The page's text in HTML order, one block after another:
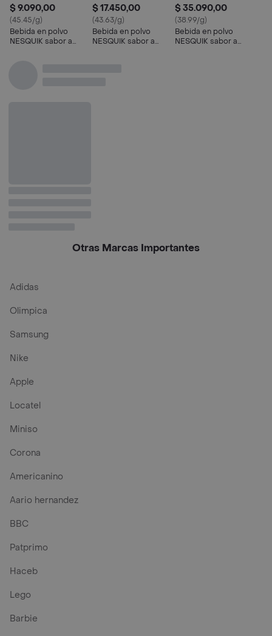
$ 9.090,00
(45.45/g)
Bebida en polvo
NESQUIK sabor a
$ 17.450,00
(43.63/g)
Bebida en polvo
NESQUIK sabor a
$ 35.090,00
(38.99/g)
Bebida en polvo
NESQUIK sabor a
Otras Marcas Importantes
Adidas
Olimpica
Samsung
Nike
Apple
Locatel
Miniso
Corona
Americanino
Aario hernandez
BBC
Patprimo
Haceb
Lego
Barbie